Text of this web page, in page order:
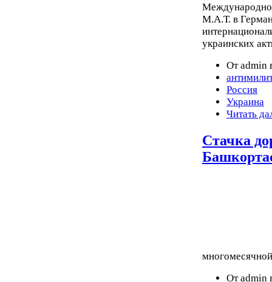
М.А.Т. в
украинских
От admin
Россия
Украина
Читать
Стачка
От admin